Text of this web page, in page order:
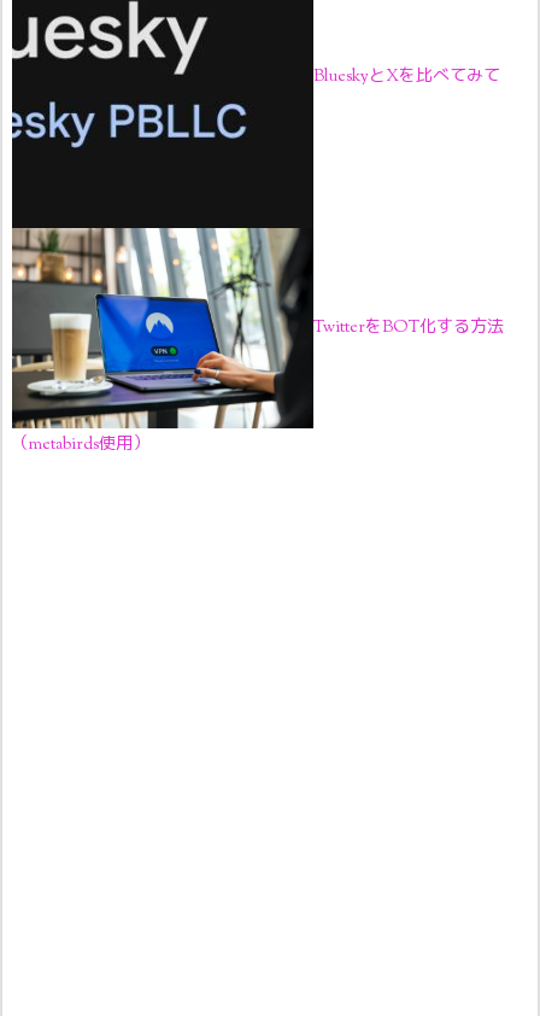
BlueskyとXを比べてみて
TwitterをBOT化する方法
（metabirds使用）